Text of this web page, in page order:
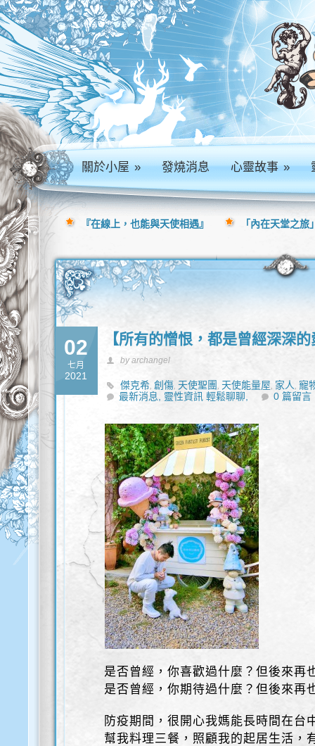
關於小屋» 發燒消息 心靈故事»
02
七月
2021
【所有的憎恨，都是曾經深深
by archangel
傑克希,創傷, 天使聖團, 天使能量屋, 家人,寵
最新消息, 靈性資訊 輕鬆聊聊, 0 篇留言
是否曾經，你喜歡過什麼？但後來再
是否曾經，你期待過什麼？但後來再
防疫期間，很開心我媽能長時間在台
幫我料理三餐，照顧我的起居生活，
『在線上，也能與天使相遇』 「內在天堂之